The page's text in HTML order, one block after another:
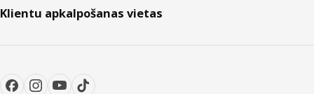
Klientu apkalpošanas vietas